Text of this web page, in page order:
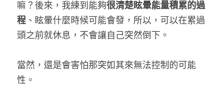
嘛？後來，我練到能夠很清楚眩暈能量積累的過
程 、眩暈什麼時候可能會發，所以，可以在累過
頭之前就休息，不會讓自己突然倒下。
當然，還是會害怕那突如其來無法控制的可能
性。